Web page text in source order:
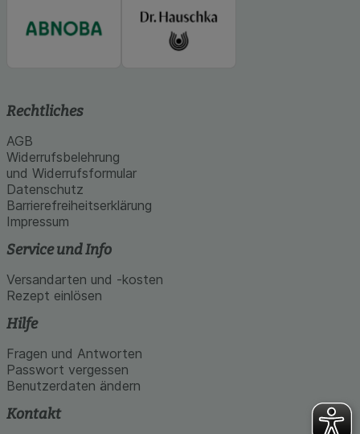
Rechtliches
AGB
Widerrufsbelehrung
und Widerrufsformular
Datenschutz
Barrierefreiheitserklärung
Impressum
Service und Info
Versandarten und -kosten
Rezept einlösen
Hilfe
Fragen und Antworten
Passwort vergessen
Benutzerdaten ändern
Kontakt